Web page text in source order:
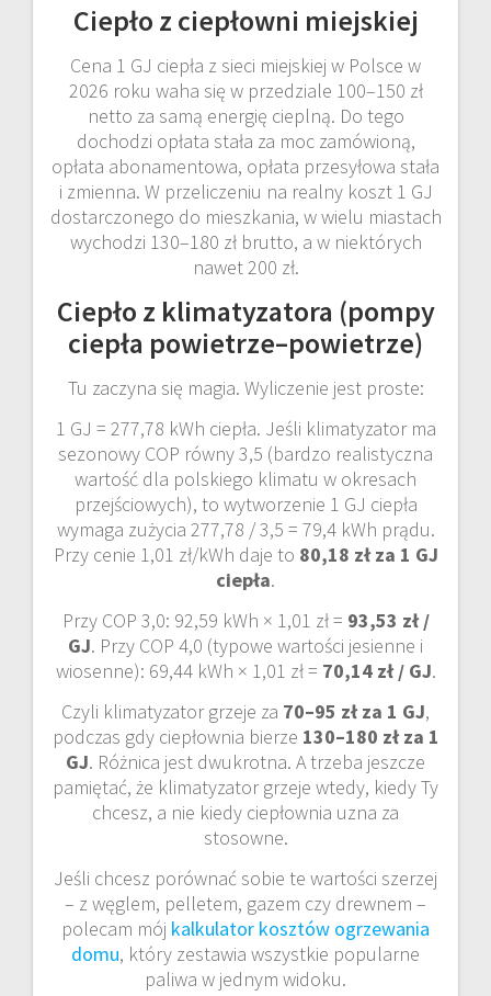
Ciepło z ciepłowni miejskiej
Cena 1 GJ ciepła z sieci miejskiej w Polsce w
2026 roku waha się w przedziale 100–150 zł
netto za samą energię cieplną. Do tego
dochodzi opłata stała za moc zamówioną,
opłata abonamentowa, opłata przesyłowa stała
i zmienna. W przeliczeniu na realny koszt 1 GJ
dostarczonego do mieszkania, w wielu miastach
wychodzi 130–180 zł brutto, a w niektórych
nawet 200 zł.
Ciepło z klimatyzatora (pompy
ciepła powietrze–powietrze)
Tu zaczyna się magia. Wyliczenie jest proste:
1 GJ = 277,78 kWh ciepła. Jeśli klimatyzator ma
sezonowy COP równy 3,5 (bardzo realistyczna
wartość dla polskiego klimatu w okresach
przejściowych), to wytworzenie 1 GJ ciepła
wymaga zużycia 277,78 / 3,5 = 79,4 kWh prądu.
Przy cenie 1,01 zł/kWh daje to 80,18 zł za 1 GJ
ciepła.
Przy COP 3,0: 92,59 kWh × 1,01 zł = 93,53 zł /
GJ. Przy COP 4,0 (typowe wartości jesienne i
wiosenne): 69,44 kWh × 1,01 zł = 70,14 zł / GJ.
Czyli klimatyzator grzeje za 70–95 zł za 1 GJ,
podczas gdy ciepłownia bierze 130–180 zł za 1
GJ. Różnica jest dwukrotna. A trzeba jeszcze
pamiętać, że klimatyzator grzeje wtedy, kiedy Ty
chcesz, a nie kiedy ciepłownia uzna za
stosowne.
Jeśli chcesz porównać sobie te wartości szerzej
– z węglem, pelletem, gazem czy drewnem –
polecam mój kalkulator kosztów ogrzewania
domu, który zestawia wszystkie popularne
paliwa w jednym widoku.